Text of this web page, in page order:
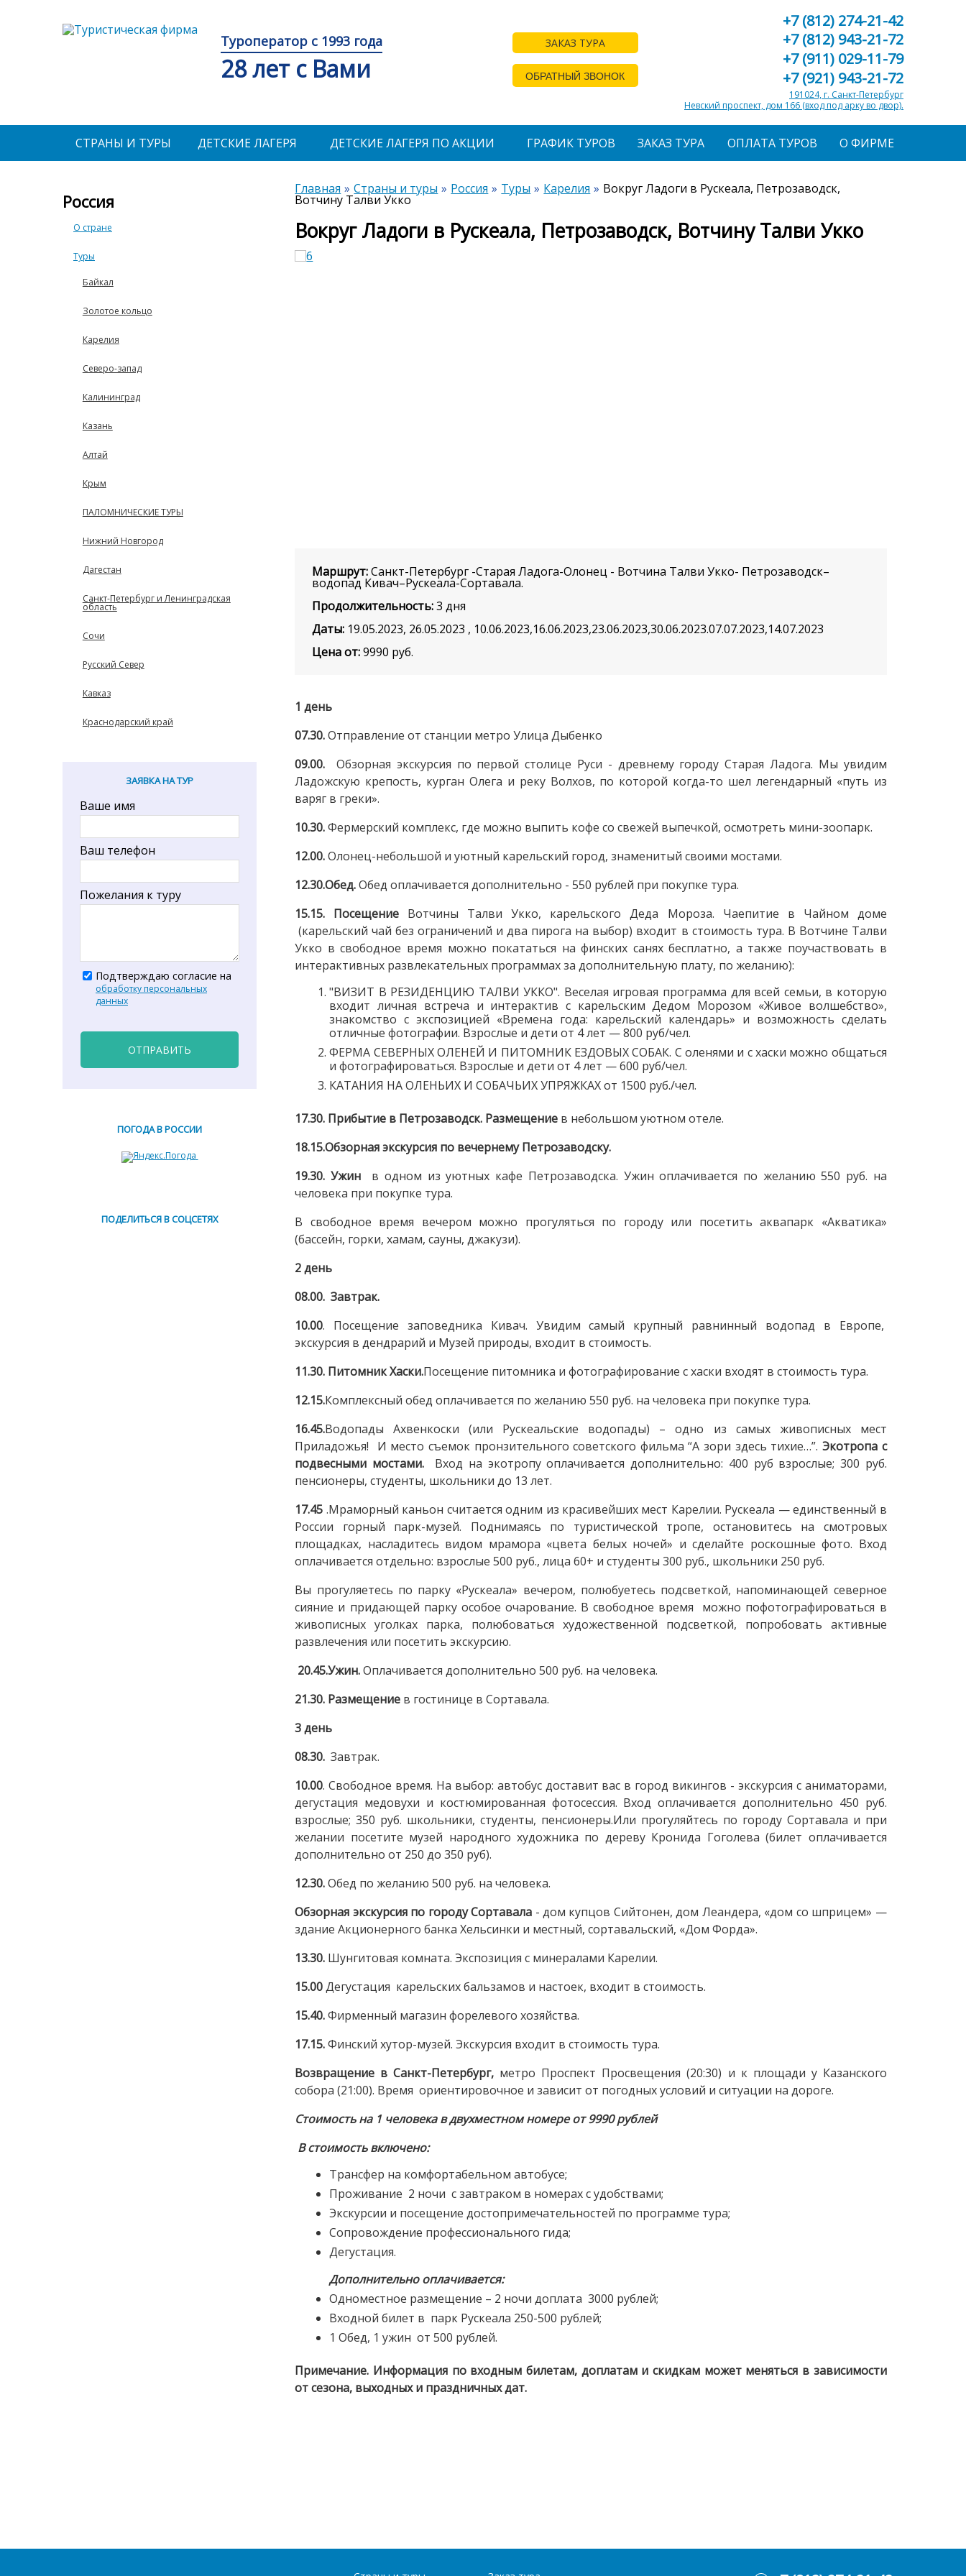
Туроператор с 1993 года
28 лет с Вами
ЗАКАЗ ТУРА
ОБРАТНЫЙ ЗВОНОК
+7 (812) 274-21-42
+7 (812) 943-21-72
+7 (911) 029-11-79
+7 (921) 943-21-72
191024, г. Санкт-Петербург
Невский проспект, дом 166 (вход под арку во двор).
СТРАНЫ И ТУРЫ ДЕТСКИЕ ЛАГЕРЯ ДЕТСКИЕ ЛАГЕРЯ ПО АКЦИИ ГРАФИК ТУРОВ ЗАКАЗ ТУРА ОПЛАТА ТУРОВ О ФИРМЕ
Главная Страны и туры Россия Туры Карелия Вокруг Ладоги в Рускеала, Петрозаводск,
Вотчину Талви Укко
Вокруг Ладоги в Рускеала, Петрозаводск, Вотчину Талви Укко
Маршрут:Санкт-Петербург -Старая Ладога-Олонец - Вотчина Талви Укко- Петрозаводск–
водопад Кивач–Рускеала-Сортавала.
Продолжительность:3 дня
Даты: 19.05.2023, 26.05.2023 , 10.06.2023,16.06.2023,23.06.2023,30.06.2023.07.07.2023,14.07.2023
Цена от:9990 руб.
1 день
07.30.Отправление от станции метро Улица Дыбенко
09.00.
Обзорная экскурсия по первой столице Руси - древнему городу Старая Ладога. Мы увидим
Ладожскую крепость, курган Олега и реку Волхов, по которой когда-то шел легендарный «путь из
варяг в греки».
10.30.Фермерский комплекс, где можно выпить кофе со свежей выпечкой, осмотреть мини-зоопарк.
12.00.Олонец-небольшой и уютный карельский город, знаменитый своими мостами.
12.30.Обед.Обед оплачивается дополнительно - 550 рублей при покупке тура.
15.15. Посещение Вотчины Талви Укко, карельского Деда Мороза. Чаепитие в Чайном доме
(карельский чай без ограничений и два пирога на выбор) входит в стоимость тура. В Вотчине Талви
Укко в свободное время можно покататься на финских санях бесплатно, а также поучаствовать в
интерактивных развлекательных программах за дополнительную плату, по желанию):
"ВИЗИТ В РЕЗИДЕНЦИЮ ТАЛВИ УККО". Веселая игровая программа для всей семьи, в которую
входит личная встреча и интерактив с карельским Дедом Морозом «Живое волшебство»,
знакомство с экспозицией «Времена года: карельский календарь» и возможность сделать
отличные фотографии. Взрослые и дети от 4 лет — 800 руб/чел.
ФЕРМА СЕВЕРНЫХ ОЛЕНЕЙ И ПИТОМНИК ЕЗДОВЫХ СОБАК. С оленями и с хаски можно общаться
и фотографироваться. Взрослые и дети от 4 лет — 600 руб/чел.
КАТАНИЯ НА ОЛЕНЬИХ И СОБАЧЬИХ УПРЯЖКАХ от 1500 руб./чел.
17.30. Прибытие в Петрозаводск. Размещение в небольшом уютном отеле.
18.15.Обзорная экскурсия по вечернему Петрозаводску.
19.30. Ужин
в одном из уютных кафе Петрозаводска. Ужин оплачивается по желанию 550 руб. на
человека при покупке тура.
В свободное время вечером можно прогуляться по городу или посетить аквапарк «Акватика»
(бассейн, горки, хамам, сауны, джакузи).
2 день
08.00. Завтрак.
10.00. Посещение заповедника Кивач. Увидим самый крупный равнинный водопад в Европе,
экскурсия в дендрарий и Музей природы, входит в стоимость.
11.30. Питомник Хаски.Посещение питомника и фотографирование с хаски входят в стоимость тура.
12.15.Комплексный обед оплачивается по желанию 550 руб. на человека при покупке тура.
16.45.Водопады Ахвенкоски (или Рускеальские водопады) – одно из самых живописных мест
Приладожья! И место съемок пронзительного советского фильма “А зори здесь тихие…”. Экотропа с
подвесными мостами. Вход на экотропу оплачивается дополнительно: 400 руб взрослые; 300 руб.
пенсионеры, студенты, школьники до 13 лет.
17.45 .Мраморный каньон считается одним из красивейших мест Карелии. Рускеала — единственный в
России горный парк-музей. Поднимаясь по туристической тропе, остановитесь на смотровых
площадках, насладитесь видом мрамора «цвета белых ночей» и сделайте роскошные фото. Вход
оплачивается отдельно: взрослые 500 руб., лица 60+ и студенты 300 руб., школьники 250 руб.
Вы прогуляетесь по парку «Рускеала» вечером, полюбуетесь подсветкой, напоминающей северное
сияние и придающей парку особое очарование. В свободное время можно пофотографироваться в
живописных уголках парка, полюбоваться художественной подсветкой, попробовать активные
развлечения или посетить экскурсию.
20.45.Ужин.Оплачивается дополнительно 500 руб. на человека.
21.30. Размещение в гостинице в Сортавала.
3 день
08.30.Завтрак.
10.00. Свободное время. На выбор: автобус доставит вас в город викингов - экскурсия с аниматорами,
дегустация медовухи и костюмированная фотосессия. Вход оплачивается дополнительно 450 руб.
взрослые; 350 руб. школьники, студенты, пенсионеры.Или прогуляйтесь по городу Сортавала и при
желании посетите музей народного художника по дереву Кронида Гоголева (билет оплачивается
дополнительно от 250 до 350 руб).
12.30.Обед по желанию 500 руб. на человека.
Обзорная экскурсия по городу Сортавала - дом купцов Сийтонен, дом Леандера, «дом со шприцем» —
здание Акционерного банка Хельсинки и местный, сортавальский, «Дом Форда».
13.30. Шунгитовая комната. Экспозиция с минералами Карелии.
15.00Дегустация карельских бальзамов и настоек, входит в стоимость.
15.40.Фирменный магазин форелевого хозяйства.
17.15.Финский хутор-музей. Экскурсия входит в стоимость тура.
Возвращение в Санкт-Петербург, метро Проспект Просвещения (20:30) и к площади у Казанского
собора (21:00). Время ориентировочное и зависит от погодных условий и ситуации на дороге.
Стоимость на 1 человека в двухместном номере от 9990 рублей
В стоимость включено:
Трансфер на комфортабельном автобусе;
Проживание 2 ночи с завтраком в номерах с удобствами;
Экскурсии и посещение достопримечательностей по программе тура;
Сопровождение профессионального гида;
Дегустация.
Дополнительно оплачивается:
Одноместное размещение – 2 ночи доплата 3000 рублей;
Входной билет в парк Рускеала 250-500 рублей;
1 Обед, 1 ужин от 500 рублей.
Примечание. Информация по входным билетам, доплатам и скидкам может меняться в зависимости
от сезона, выходных и праздничных дат.
Россия
О стране
Туры
Байкал
Золотое кольцо
Карелия
Северо-запад
Калининград
Казань
Алтай
Крым
ПАЛОМНИЧЕСКИЕ ТУРЫ
Нижний Новгород
Дагестан
Санкт-Петербург и Ленинградская
область
Сочи
Русский Север
Кавказ
Краснодарский край
ЗАЯВКА НА ТУР
Ваше имя
Ваш телефон
Пожелания к туру
Подтверждаю согласие на
обработку персональных
данных
ОТПРАВИТЬ
ПОГОДА В РОССИИ
ПОДЕЛИТЬСЯ В СОЦСЕТЯХ